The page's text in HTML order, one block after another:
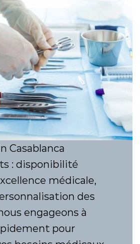
Casablanca
: disponibilité
médicale,
des
engageons à
pour